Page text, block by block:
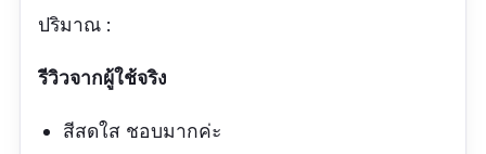
ปริมาณ :
รีวิวจากผู้ใช้จริง
สีสดใส ชอบมากค่ะ